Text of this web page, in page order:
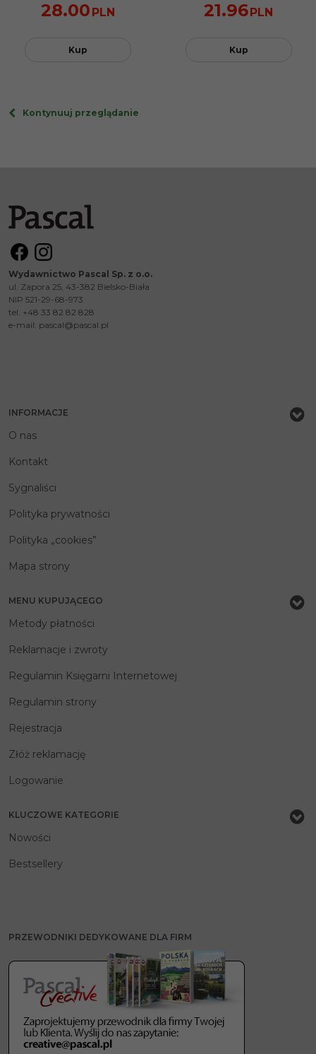
28.00 PLN
Kup
21.96 PLN
Kup
Kontynuuj przeglądanie
Wydawnictwo Pascal Sp. z o.o.
ul. Zapora 25, 43-382 Bielsko-Biała
NIP 521-29-68-973
tel. +48 33 82 82 828
e-mail: pascal@pascal.pl
INFORMACJE
O nas
Kontakt
Sygnaliści
Polityka prywatności
Polityka „cookies”
Mapa strony
MENU KUPUJĄCEGO
Metody płatności
Reklamacje i zwroty
Regulamin Księgarni Internetowej
Regulamin strony
Rejestracja
Złóż reklamację
Logowanie
KLUCZOWE KATEGORIE
Nowości
Bestsellery
PRZEWODNIKI DEDYKOWANE DLA FIRM